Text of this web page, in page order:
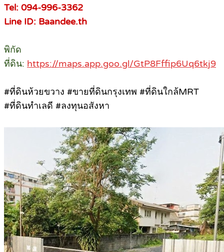
Tel: 094-996-3362
Line ID: Baandee.th
พิกัด
ที่ดิน: https://maps.app.goo.gl/GtP8Fffip6Uq6tkj9
#ที่ดินห้วยขวาง #ขายที่ดินกรุงเทพ #ที่ดินใกล้MRT
#ที่ดินทำเลดี #ลงทุนอสังหา